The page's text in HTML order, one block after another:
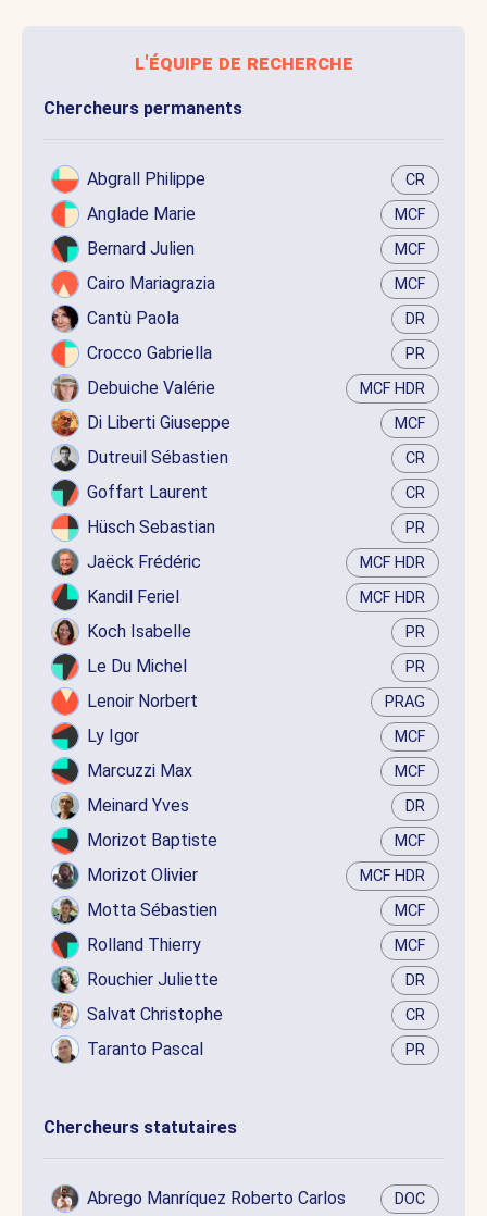
l'équipe de recherche
Chercheurs permanents
Abgrall Philippe CR
Anglade Marie MCF
Bernard Julien MCF
Cairo Mariagrazia MCF
Cantù Paola DR
Crocco Gabriella PR
Debuiche Valérie MCF HDR
Di Liberti Giuseppe MCF
Dutreuil Sébastien CR
Goffart Laurent CR
Hüsch Sebastian PR
Jaëck Frédéric MCF HDR
Kandil Feriel MCF HDR
Koch Isabelle PR
Le Du Michel PR
Lenoir Norbert PRAG
Ly Igor MCF
Marcuzzi Max MCF
Meinard Yves DR
Morizot Baptiste MCF
Morizot Olivier MCF HDR
Motta Sébastien MCF
Rolland Thierry MCF
Rouchier Juliette DR
Salvat Christophe CR
Taranto Pascal PR
Chercheurs statutaires
Abrego Manríquez Roberto Carlos DOC